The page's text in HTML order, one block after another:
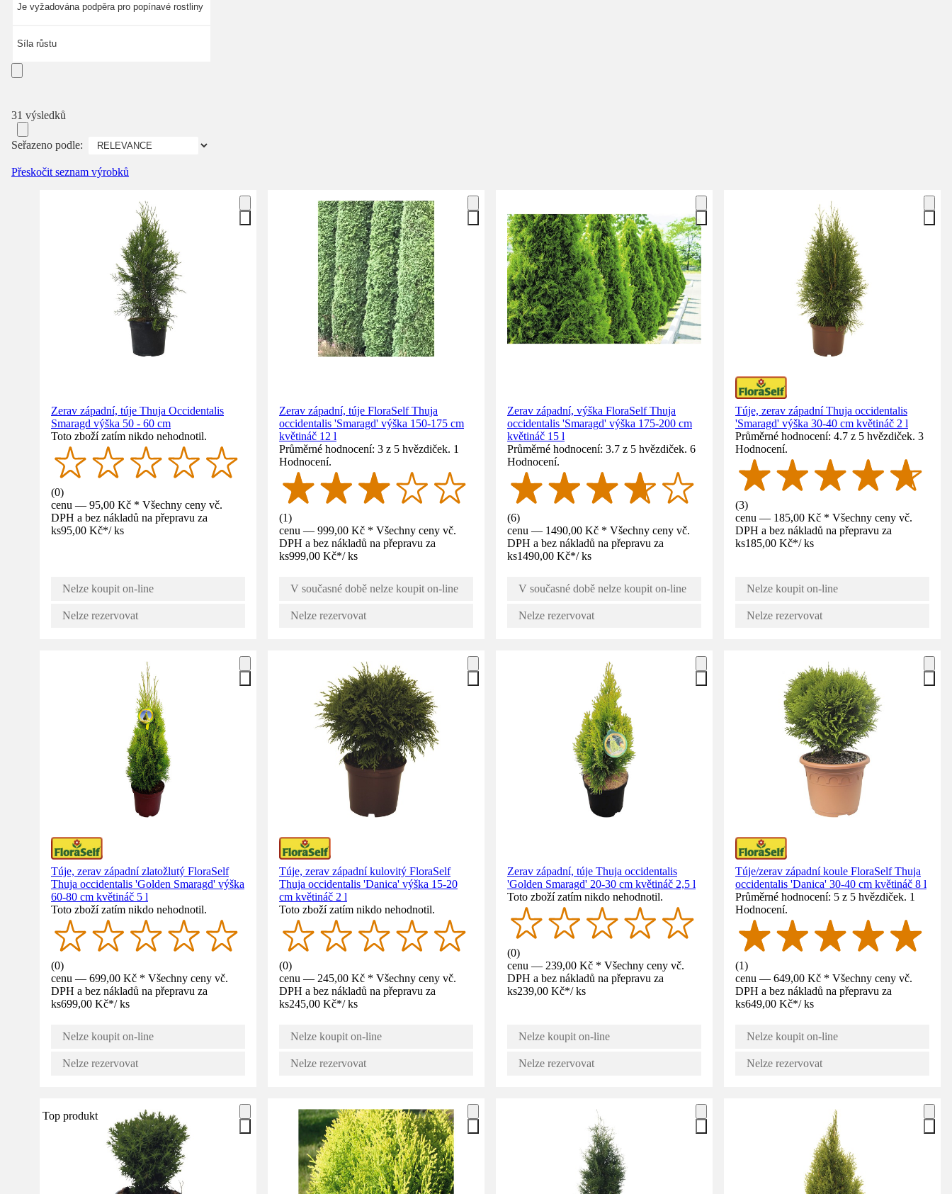
Je vyžadována podpěra pro popínavé rostliny
Síla růstu
31 výsledků
Seřazeno podle:
Přeskočit seznam výrobků
Zerav západní, túje Thuja Occidentalis
Smaragd výška 50 - 60 cm
Toto zboží zatím nikdo nehodnotil.
(0)
cenu — 95,00 Kč * Všechny ceny vč.
DPH a bez nákladů na přepravu za
ks95,00 Kč*/ ks
Nelze koupit on-line
Nelze rezervovat
Zerav západní, túje FloraSelf Thuja
occidentalis 'Smaragd' výška 150-175 cm
květináč 12 l
Průměrné hodnocení: 3 z 5 hvězdiček. 1
Hodnocení.
(1)
cenu — 999,00 Kč * Všechny ceny vč.
DPH a bez nákladů na přepravu za
ks999,00 Kč*/ ks
V současné době nelze koupit on-line
Nelze rezervovat
Zerav západní, výška FloraSelf Thuja
occidentalis 'Smaragd' výška 175-200 cm
květináč 15 l
Průměrné hodnocení: 3.7 z 5 hvězdiček. 6
Hodnocení.
(6)
cenu — 1490,00 Kč * Všechny ceny vč.
DPH a bez nákladů na přepravu za
ks1490,00 Kč*/ ks
V současné době nelze koupit on-line
Nelze rezervovat
Túje, zerav západní Thuja occidentalis
'Smaragd' výška 30-40 cm květináč 2 l
Průměrné hodnocení: 4.7 z 5 hvězdiček. 3
Hodnocení.
(3)
cenu — 185,00 Kč * Všechny ceny vč.
DPH a bez nákladů na přepravu za
ks185,00 Kč*/ ks
Nelze koupit on-line
Nelze rezervovat
Túje, zerav západní zlatožlutý FloraSelf
Thuja occidentalis 'Golden Smaragd' výška
60-80 cm květináč 5 l
Toto zboží zatím nikdo nehodnotil.
(0)
cenu — 699,00 Kč * Všechny ceny vč.
DPH a bez nákladů na přepravu za
ks699,00 Kč*/ ks
Nelze koupit on-line
Nelze rezervovat
Túje, zerav západní kulovitý FloraSelf
Thuja occidentalis 'Danica' výška 15-20
cm květináč 2 l
Toto zboží zatím nikdo nehodnotil.
(0)
cenu — 245,00 Kč * Všechny ceny vč.
DPH a bez nákladů na přepravu za
ks245,00 Kč*/ ks
Nelze koupit on-line
Nelze rezervovat
Zerav západní, túje Thuja occidentalis
'Golden Smaragd' 20-30 cm květináč 2,5 l
Toto zboží zatím nikdo nehodnotil.
(0)
cenu — 239,00 Kč * Všechny ceny vč.
DPH a bez nákladů na přepravu za
ks239,00 Kč*/ ks
Nelze koupit on-line
Nelze rezervovat
Túje/zerav západní koule FloraSelf Thuja
occidentalis 'Danica' 30-40 cm květináč 8 l
Průměrné hodnocení: 5 z 5 hvězdiček. 1
Hodnocení.
(1)
cenu — 649,00 Kč * Všechny ceny vč.
DPH a bez nákladů na přepravu za
ks649,00 Kč*/ ks
Nelze koupit on-line
Nelze rezervovat
Top produkt